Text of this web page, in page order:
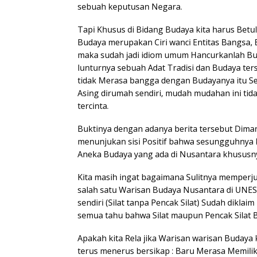
sebuah keputusan Negara.
Tapi Khusus di Bidang Budaya kita harus
Budaya merupakan Ciri wanci Entitas
maka sudah jadi idiom umum Hancurkanlah
lunturnya sebuah Adat Tradisi dan Budaya
tidak Merasa bangga dengan Budayanya itu
Asing dirumah sendiri, mudah mudahan ini
tercinta.
Buktinya dengan adanya berita tersebut
menunjukan sisi Positif bahwa
Aneka Budaya yang ada di Nusantara
Kita masih ingat bagaimana Sulitnya
salah satu Warisan Budaya Nusantara di
sendiri (Silat tanpa Pencak Silat) Sudah
semua tahu bahwa Silat maupun Pencak
Apakah kita Rela jika Warisan warisan
terus menerus bersikap : Baru Merasa